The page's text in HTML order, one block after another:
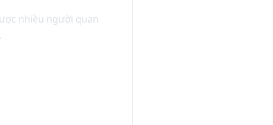
nhiều người quan